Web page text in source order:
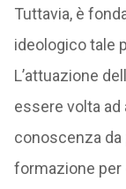
Tuttavia, è
ideologico tale
L’attuazione
essere volta
conoscenza da
formazione per